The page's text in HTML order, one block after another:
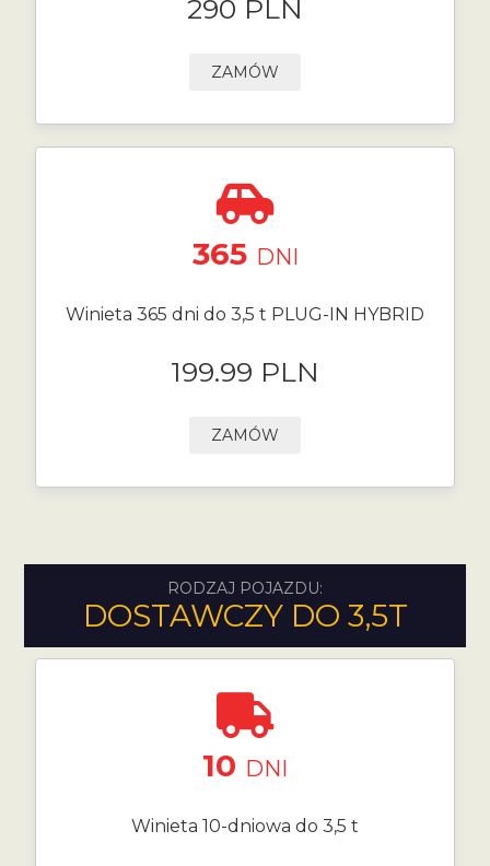
290 PLN
ZAMÓW
365 DNI
Winieta 365 dni do 3,5 t PLUG-IN HYBRID
199.99 PLN
ZAMÓW
RODZAJ POJAZDU:
DOSTAWCZY DO 3,5T
10 DNI
Winieta 10-dniowa do 3,5 t